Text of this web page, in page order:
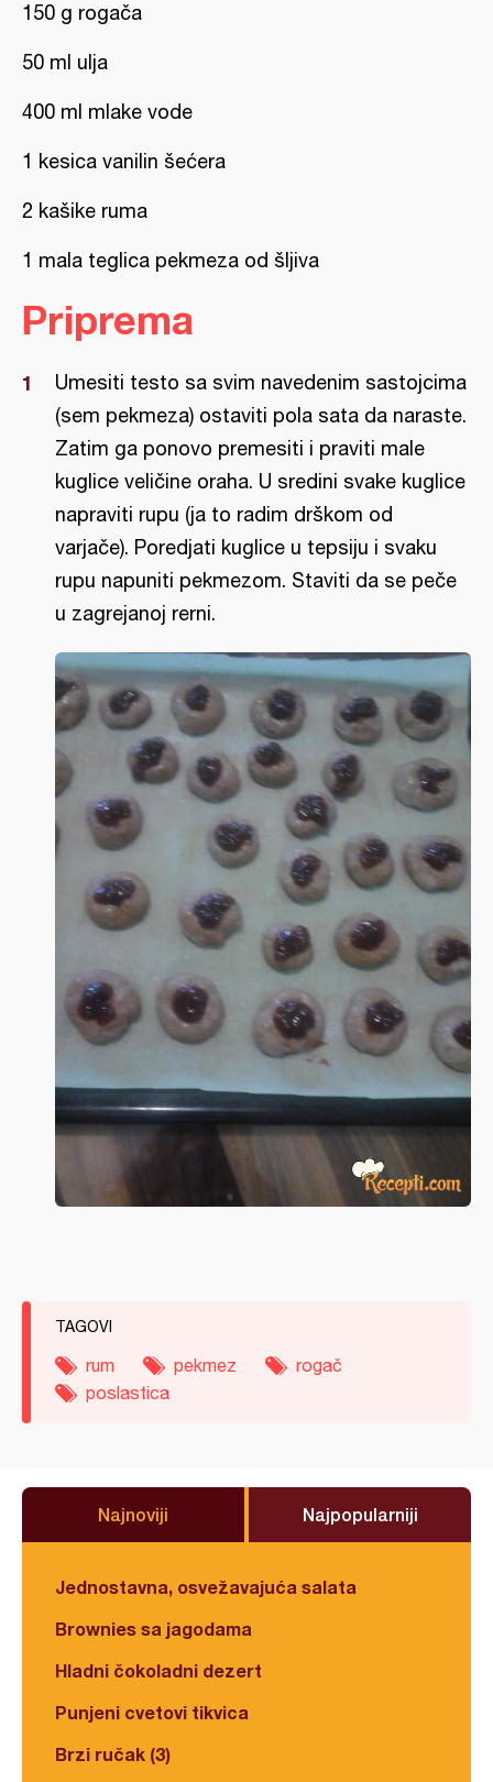
150 g rogača
50 ml ulja
400 ml mlake vode
1 kesica vanilin šećera
2 kašike ruma
1 mala teglica pekmeza od šljiva
Priprema
Umesiti testo sa svim navedenim sastojcima
(sem pekmeza) ostaviti pola sata da naraste.
Zatim ga ponovo premesiti i praviti male
kuglice veličine oraha. U sredini svake kuglice
napraviti rupu (ja to radim drškom od
varjače). Poredjati kuglice u tepsiju i svaku
rupu napuniti pekmezom. Staviti da se peče
u zagrejanoj rerni.
TAGOVI
rum pekmez
rogač
poslastica
Najnoviji Najpopularniji
Jednostavna, osvežavajuća salata
Brownies sa jagodama
Hladni čokoladni dezert
Punjeni cvetovi tikvica
Brzi ručak (3)